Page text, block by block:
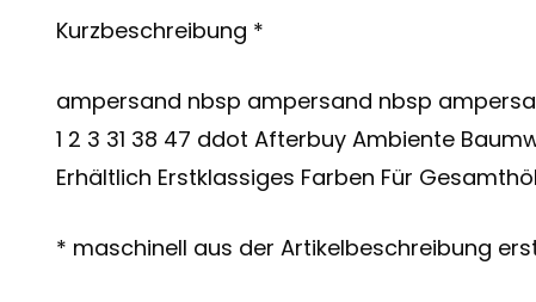
Kurzbeschreibung *
ampersand nbsp ampersand nbsp
1 2 3 31 38 47 ddot Afterbuy Ambiente
Erhältlich Erstklassiges Farben Für
* maschinell aus der Artikelbeschreibung